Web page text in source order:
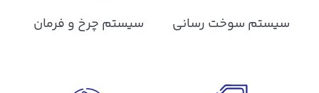
سیستم سوخت رسانی سیستم چرخ و فرمان